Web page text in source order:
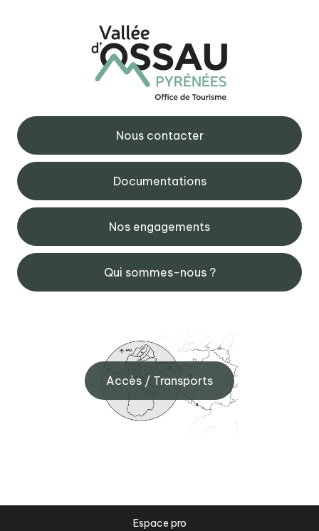
Nous contacter
Documentations
Nos engagements
Qui sommes-nous ?
Accès / Transports
Espace pro